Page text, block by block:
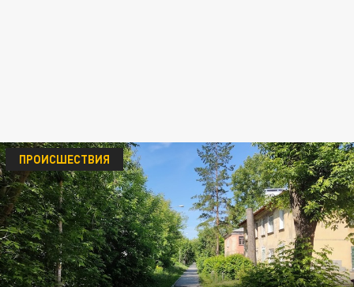
ПРОИСШЕСТВИЯ